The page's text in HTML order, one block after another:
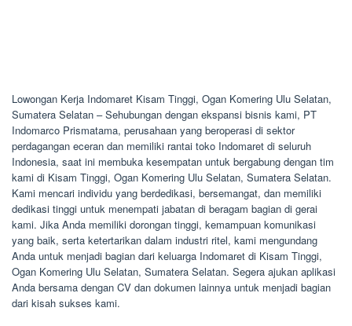
Lowongan Kerja Indomaret Kisam Tinggi, Ogan Komering Ulu Selatan,
Sumatera Selatan – Sehubungan dengan ekspansi bisnis kami, PT
Indomarco Prismatama, perusahaan yang beroperasi di sektor
perdagangan eceran dan memiliki rantai toko Indomaret di seluruh
Indonesia, saat ini membuka kesempatan untuk bergabung dengan tim
kami di Kisam Tinggi, Ogan Komering Ulu Selatan, Sumatera Selatan.
Kami mencari individu yang berdedikasi, bersemangat, dan memiliki
dedikasi tinggi untuk menempati jabatan di beragam bagian di gerai
kami. Jika Anda memiliki dorongan tinggi, kemampuan komunikasi
yang baik, serta ketertarikan dalam industri ritel, kami mengundang
Anda untuk menjadi bagian dari keluarga Indomaret di Kisam Tinggi,
Ogan Komering Ulu Selatan, Sumatera Selatan. Segera ajukan aplikasi
Anda bersama dengan CV dan dokumen lainnya untuk menjadi bagian
dari kisah sukses kami.